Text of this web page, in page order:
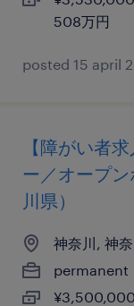
508万円
posted 15 april
【障がい者
ー／オープ
川県）
神奈川, 神
permanent